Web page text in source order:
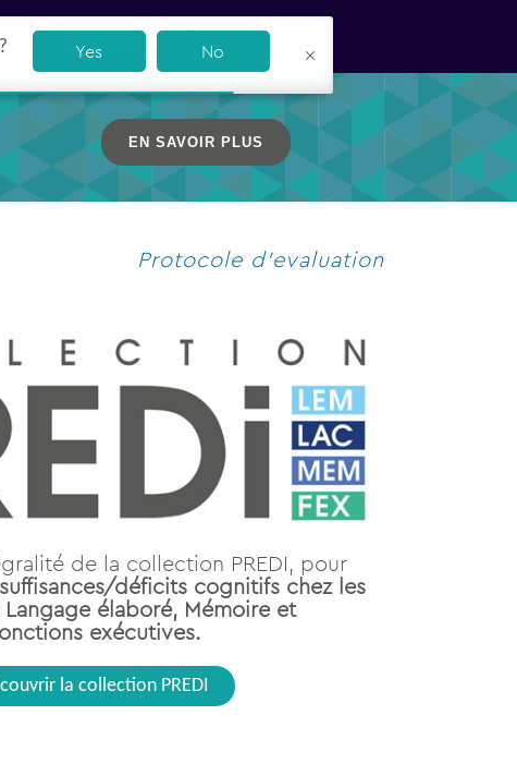
? Boutique Se connecter
EN SAVOIR PLUS
Protocole d’evaluation
de la collection PREDI, pour
déficits cognitifs chez les
élaboré, Mémoire et
exécutives.
la collection PREDI
Yes No